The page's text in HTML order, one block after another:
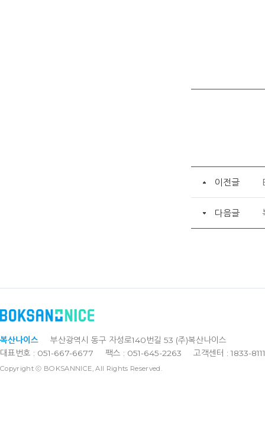
이전글
다음글
복산나이스
부산광역시 동구 자성로140번길 53 (주)복산나이스
대표번호 : 051-667-6677
팩스 : 051-645-2263 고객센터 : 1833-8111
Copyright ⓒ BOKSANNICE, All Rights Reserved.